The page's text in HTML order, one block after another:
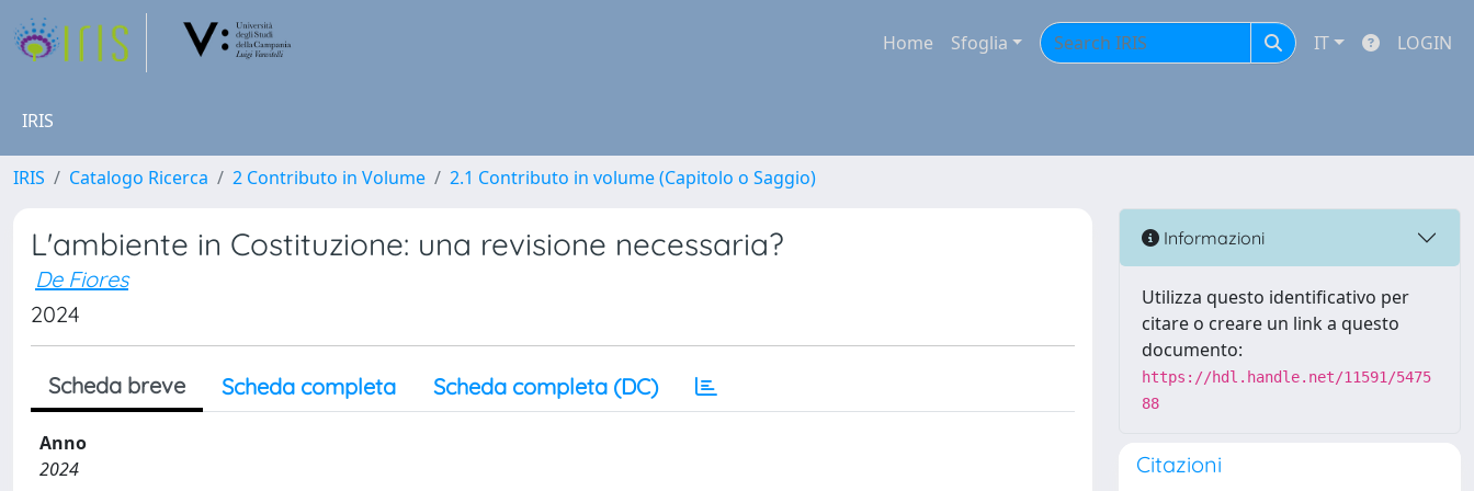
Home Sfoglia IT LOGIN
IRIS
IRIS Catalogo Ricerca 2 Contributo in Volume 2.1 Contributo in volume (Capitolo o Saggio)
L'ambiente in Costituzione: una revisione necessaria?
De Fiores
2024
Scheda breve Scheda completa Scheda completa (DC)
Anno
2024
Informazioni
Utilizza questo identificativo per
citare o creare un link a questo
documento:
https://hdl.handle.net/11591/5475
88
Citazioni